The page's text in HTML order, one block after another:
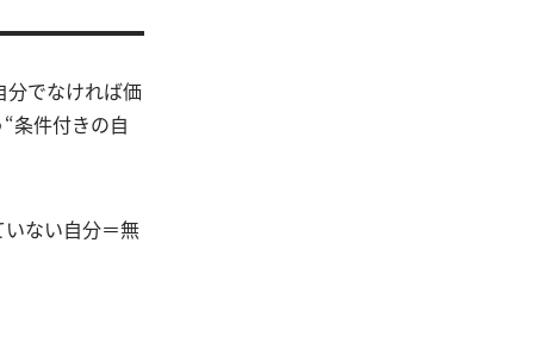
分でなければ価
条件付きの自
ない自分＝無